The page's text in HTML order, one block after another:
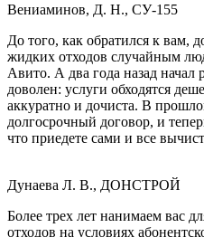
Вениаминов, Д. Н., СУ-155
До того, как обратился к вам,
жидких отходов случайным
Авито. А два года назад начал
доволен: услуги обходятся
аккуратно и дочиста. В
долгосрочный договор, и
что приедете сами и все
Дунаева Л. В., ДОНСТРОЙ
Более трех лет нанимаем вас
отходов на условиях